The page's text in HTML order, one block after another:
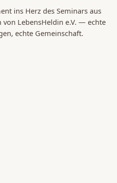
ins Herz des Seminars aus
LebensHeldin e.V. — echte
echte Gemeinschaft.